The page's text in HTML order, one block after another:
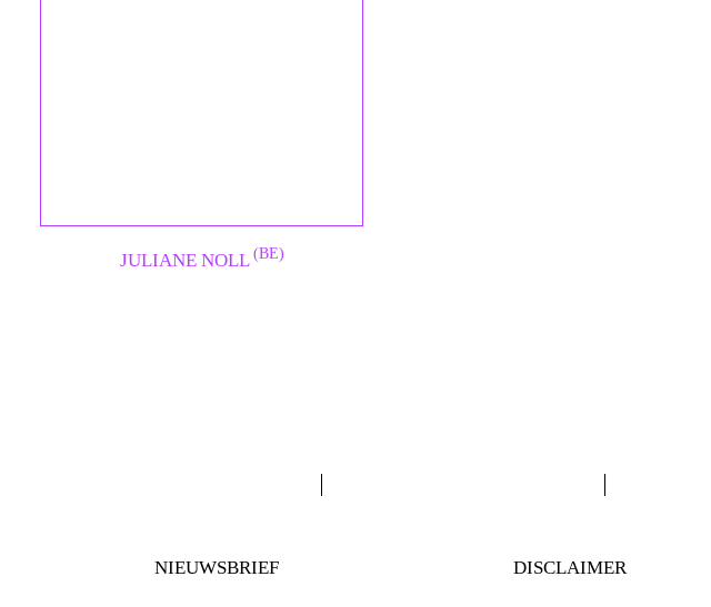
JULIANE NOLL(BE)
NIEUWSBRIEF DISCLAIMER